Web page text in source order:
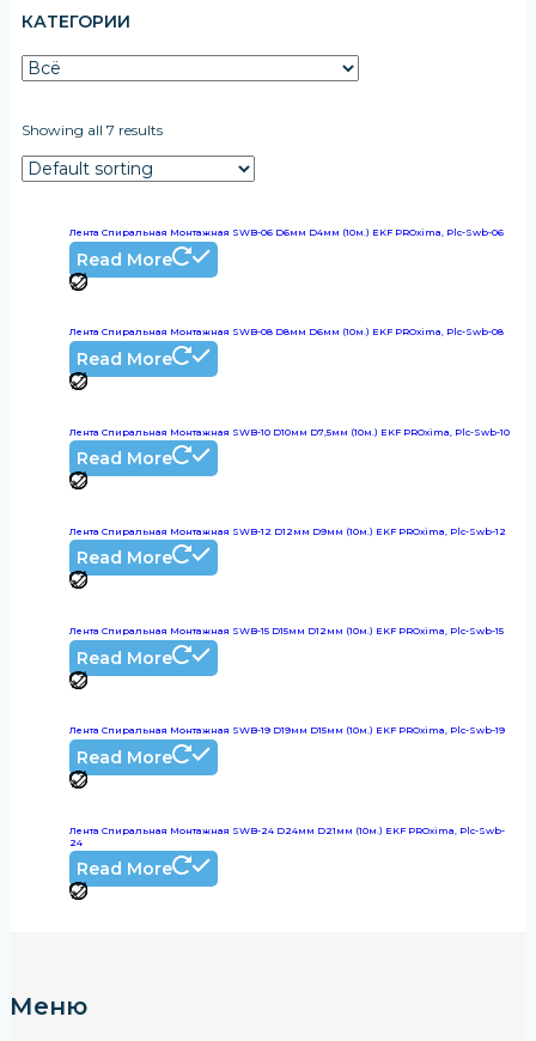
КАТЕГОРИИ
Showing all 7 results
Лента Спиральная Монтажная SWB-06 D6мм D4мм (10м.) EKF PROxima, Plc-Swb-06
Read More
Лента Спиральная Монтажная SWB-08 D8мм D6мм (10м.) EKF PROxima, Plc-Swb-08
Read More
Лента Спиральная Монтажная SWB-10 D10мм D7,5мм (10м.) EKF PROxima, Plc-Swb-10
Read More
Лента Спиральная Монтажная SWB-12 D12мм D9мм (10м.) EKF PROxima, Plc-Swb-12
Read More
Лента Спиральная Монтажная SWB-15 D15мм D12мм (10м.) EKF PROxima, Plc-Swb-15
Read More
Лента Спиральная Монтажная SWB-19 D19мм D15мм (10м.) EKF PROxima, Plc-Swb-19
Read More
Лента Спиральная Монтажная SWB-24 D24мм D21мм (10м.) EKF PROxima, Plc-Swb-
24
Read More
Меню